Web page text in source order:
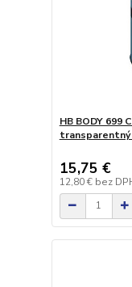
HB BODY 699
transparentný
15,75 €
12,80 € bez